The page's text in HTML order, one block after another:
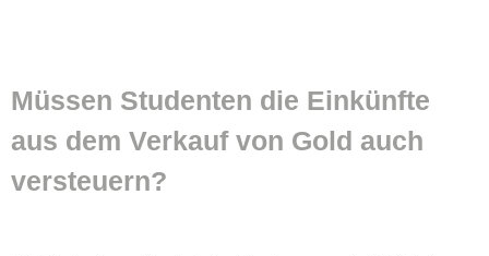
Müssen Stu­den­ten die Einkün­fte
aus dem Verkauf von Gold auch
versteuern?